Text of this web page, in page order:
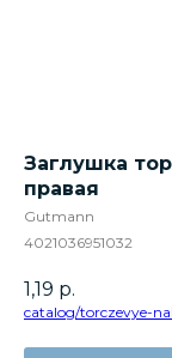
Заглушка
правая
Gutmann
4021036951032
1,19 р.
catalog/torczevye-